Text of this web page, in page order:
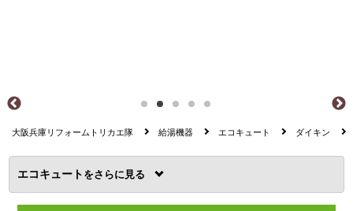
大阪兵庫リフォームトリカエ隊 給湯機器 エコキュート ダイキン
エコキュート を